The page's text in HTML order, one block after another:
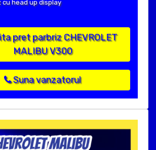
cu head up display
pret parbriz CHEVROLET
MALIBU V300
Suna vanzatorul